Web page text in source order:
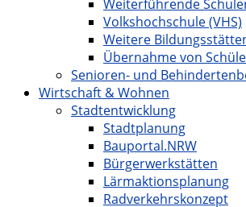
Weiterführende
Volkshochschule (VHS)
Weitere
Übernahme von
Senioren- und
Wirtschaft & Wohnen
Stadtentwicklung
Stadtplanung
Bauportal.NRW
Bürgerwerkstätten
Lärmaktionsplanung
Radverkehrskonzept